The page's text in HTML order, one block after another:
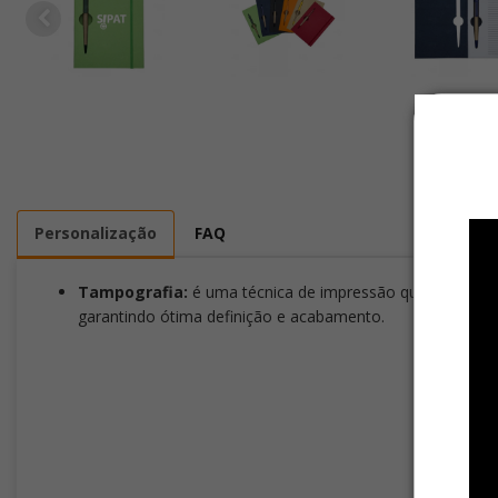
Personalização FAQ
Tampografia: é uma técnica de impressão que
garantindo ótima definição e acabamento.